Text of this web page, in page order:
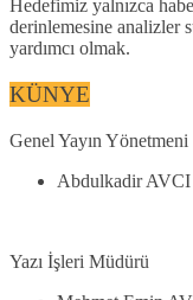
Hedefimiz yalnızca
derinlemesine analizler
yardımcı olmak.
KÜNYE
Genel Yayın Yönetmeni
Abdulkadir AVCI
Yazı İşleri Müdürü